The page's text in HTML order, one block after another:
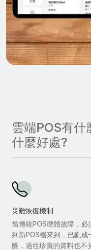
雲端POS有
什麼好處?
災難恢復機制
當傳統POS硬體故障，必
到新POS機來到，已亂成
團，過往珍貴的資料也不